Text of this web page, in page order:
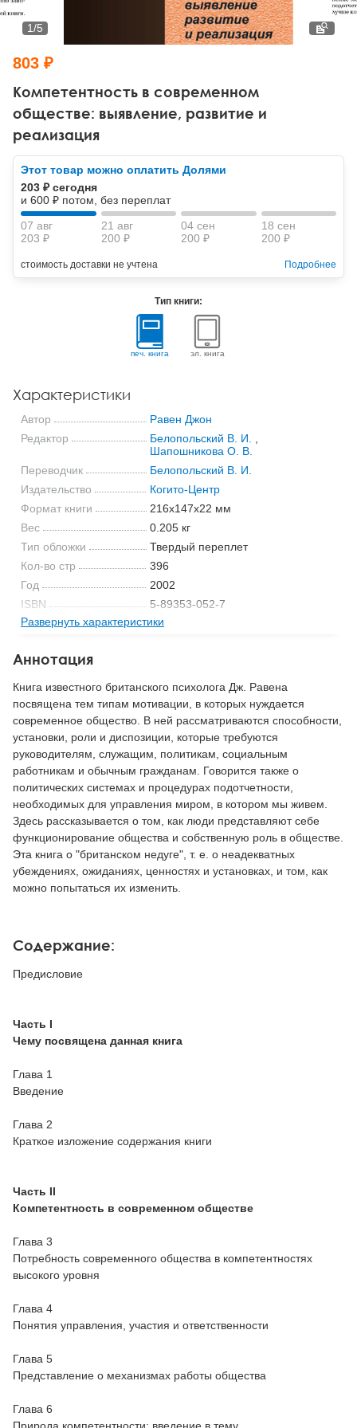
Тревожные расстройства, панические атаки
Психодрама
Другие направления психотерапии
Классический, эриксоновский гипноз и НЛП
НЛП
Психология труда и эргономика
Социальная психология
Социальная и организационная психология
Классический и юнгианский психоанализ
Компетентность в современном
обществе: выявление, развитие и
реализация
1/5
803 ₽
Этот товар можно оплатить Долями
203 ₽ сегодня
и 600 ₽ потом, без переплат
07 авг
203 ₽
21 авг
200 ₽
04 сен
200 ₽
18 сен
200 ₽
стоимость доставки не учтена Подробнее
Тип книги:
печ. книга эл. книга
Характеристики
Автор
Равен Джон
Редактор
Белопольский В. И.
Шапошникова О. В.
Переводчик
Белопольский В. И.
Издательство
Когито-Центр
Формат книги
216x147x22 мм
Вес
0.205 кг
Тип обложки
Твердый переплет
Кол-во стр
396
Год
2002
ISBN
5-89353-052-7
Код
10690
Развернуть характеристики
Аннотация
Книга известного британского психолога Дж. Равена
посвящена тем типам мотивации, в которых нуждается
современное общество. В ней рассматриваются способности,
установки, роли и диспозиции, которые требуются
руководителям, служащим, политикам, социальным
работникам и обычным гражданам. Говорится также о
политических системах и процедурах подотчетности,
необходимых для управления миром, в котором мы живем.
Здесь рассказывается о том, как люди представляют себе
функционирование общества и собственную роль в обществе.
Эта книга о "британском недуге", т. е. о неадекватных
убеждениях, ожиданиях, ценностях и установках, и том, как
можно попытаться их изменить.
Содержание:
Предисловие
Часть I
Чему посвящена данная книга
Глава 1
Введение
Глава 2
Краткое изложение содержания книги
Часть II
Компетентность в современном обществе
Глава 3
Потребность современного общества в компетентностях
высокого уровня
Глава 4
Понятия управления, участия и ответственности
Глава 5
Представление о механизмах работы общества
Глава 6